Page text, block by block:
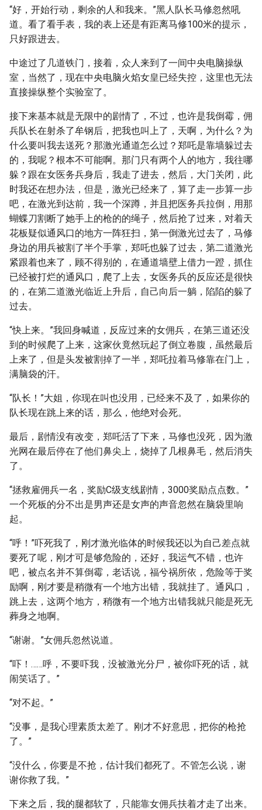
“好，开始行动，剩余的人和我来。”黑人队长马修忽然吼
道。看了看手表，我的表上还是有距离马修100米的提示，
只好跟进去。
中途过了几道铁门，接着，众人来到了一间中央电脑操纵
室，当然了，现在中央电脑火焰女皇已经失控，这里也无法
直接操纵整个实验室了。
接下来基本就是无限中的剧情了，不过，也许是我倒霉，佣
兵队长在射杀了牟钢后，把我也叫上了，天啊，为什么？为
什么要叫我去送死？那激光通道怎么过？郑吒是靠墙躲过去
的，我呢？根本不可能啊。那门只有两个人的地方，我往哪
躲？跟在女医务兵身后，我走了进去，然后，大门关闭，此
时我还在想办法，但是，激光已经来了，算了走一步算一步
吧，在激光到达前，我一个深蹲，并且把医务兵拉倒，用那
蝴蝶刀割断了她手上的枪的的绳子，然后抢了过来，对着天
花板疑似通风口的地方一阵狂扫，第一倒激光过去了，马修
身边的用兵被割了半个手掌，郑吒也躲了过去，第二道激光
紧跟着也来了，顾不得别的，在通道墙壁上借力一蹬，抓住
已经被打烂的通风口，爬了上去，女医务兵的反应还是很快
的，在第二道激光临近上升后，自己向后一躺，陷陷的躲了
过去。
“快上来。”我回身喊道，反应过来的女佣兵，在第三道还没
到的时候爬了上来，这家伙竟然玩起了倒立卷腹，虽然最后
上来了，但是头发被割掉了一半，郑吒拉着马修靠在门上，
满脑袋的汗。
“队长！”大姐，你现在叫也没用，已经来不及了，如果你的
队长现在跳上来的话，那么，他绝对会死。
最后，剧情没有改变，郑吒活了下来，马修也没死，因为激
光网在最后停在了他们鼻尖上，烧掉了几根鼻毛，然后消失
了。
“拯救雇佣兵一名，奖励C级支线剧情，3000奖励点点数。”
一个死板的分不出是男声还是女声的声音忽然在脑袋里响
起。
“呼！”吓死我了，刚才激光临体的时候我还以为自己差点就
要死了呢，刚才可是够危险的，还好，我运气不错，也许
吧，被点名并不算倒霉，老话说，福兮祸所依，危险等于奖
励啊，刚才要是稍微有一个地方出错，我就挂了。通风口，
跳上去，这两个地方，稍微有一个地方出错我就只能是死无
葬身之地啊。
“谢谢。”女佣兵忽然说道。
“吓！……呼，不要吓我，没被激光分尸，被你吓死的话，就
闹笑话了。”
“对不起。”
“没事，是我心理素质太差了。刚才不好意思，把你的枪抢
了。”
“没什么，你要是不抢，估计我们都死了。不管怎么说，谢
谢你救了我。”
下来之后，我的腿都软了，只能靠女佣兵扶着才走了出来。